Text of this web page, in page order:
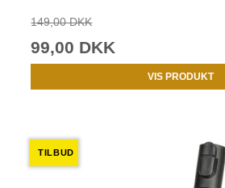
149,00 DKK
99,00 DKK
VIS PRODUKT
TILBUD